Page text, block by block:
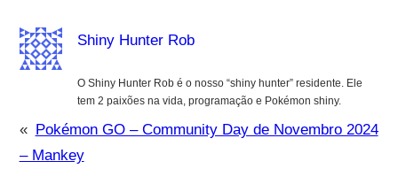
Shiny Hunter Rob
O Shiny Hunter Rob é o nosso “shiny hunter” residente. Ele
tem 2 paixões na vida, programação e Pokémon shiny.
« Pokémon GO – Community Day de Novembro 2024
– Mankey